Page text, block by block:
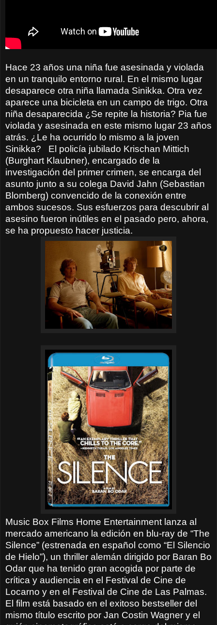
Hace 23 años una niña fue asesinada y violada
en un tranquilo entorno rural. En el mismo lugar
desaparece otra niña llamada Sinikka. Otra vez
aparece una bicicleta en un campo de trigo. Otra
niña desaparecida ¿Se repite la historia? Pia fue
violada y asesinada en este mismo lugar 23 años
atrás. ¿Le ha ocurrido lo mismo a la joven
Sinikka?
El policía jubilado Krischan Mittich
(Burghart Klaubner), encargado de la
investigación del primer crimen, se encarga del
asunto junto a su colega David Jahn (Sebastian
Blomberg) convencido de la conexión entre
ambos sucesos. Sus esfuerzos para descubrir al
asesino fueron inútiles en el pasado pero, ahora,
se ha propuesto hacer justicia.
Music Box Films Home Entertainment lanza al
mercado americano la edición en blu-ray de “The
Silence” (estrenada en español como “El Silencio
de Hielo”), un thriller alemán dirigido por Baran Bo
Odar que ha tenido gran acogida por parte de
crítica y audiencia en el Festival de Cine de
Locarno y en el Festival de Cine de Las Palmas.
El film está basado en el exitoso bestseller del
mismo título escrito por Jan Costin Wagner y el